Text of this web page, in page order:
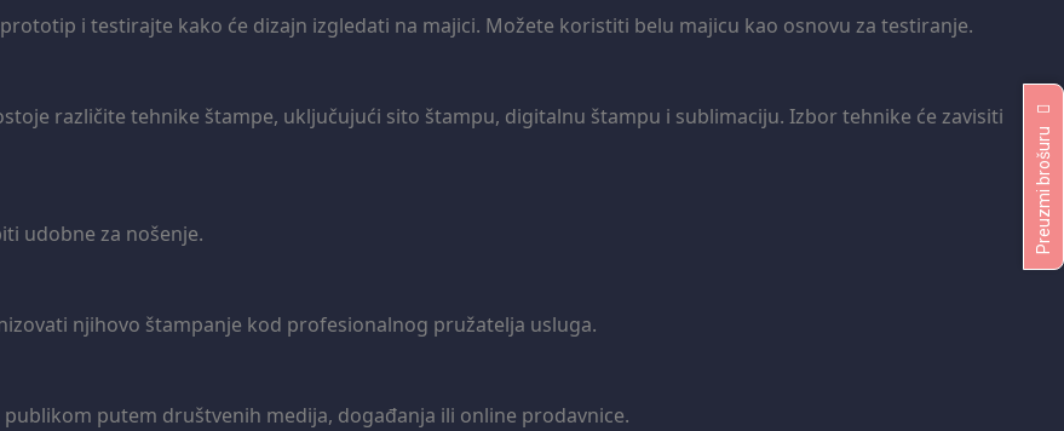
i testirajte kako će dizajn izgledati na majici. Možete koristiti belu majicu kao osnovu za testiranje.
različite tehnike štampe, uključujući sito štampu, digitalnu štampu i sublimaciju. Izbor tehnike će zavisiti
udobne za nošenje.
njihovo štampanje kod profesionalnog pružatelja usluga.
putem društvenih medija, događanja ili online prodavnice.
Preuzmi brošuru